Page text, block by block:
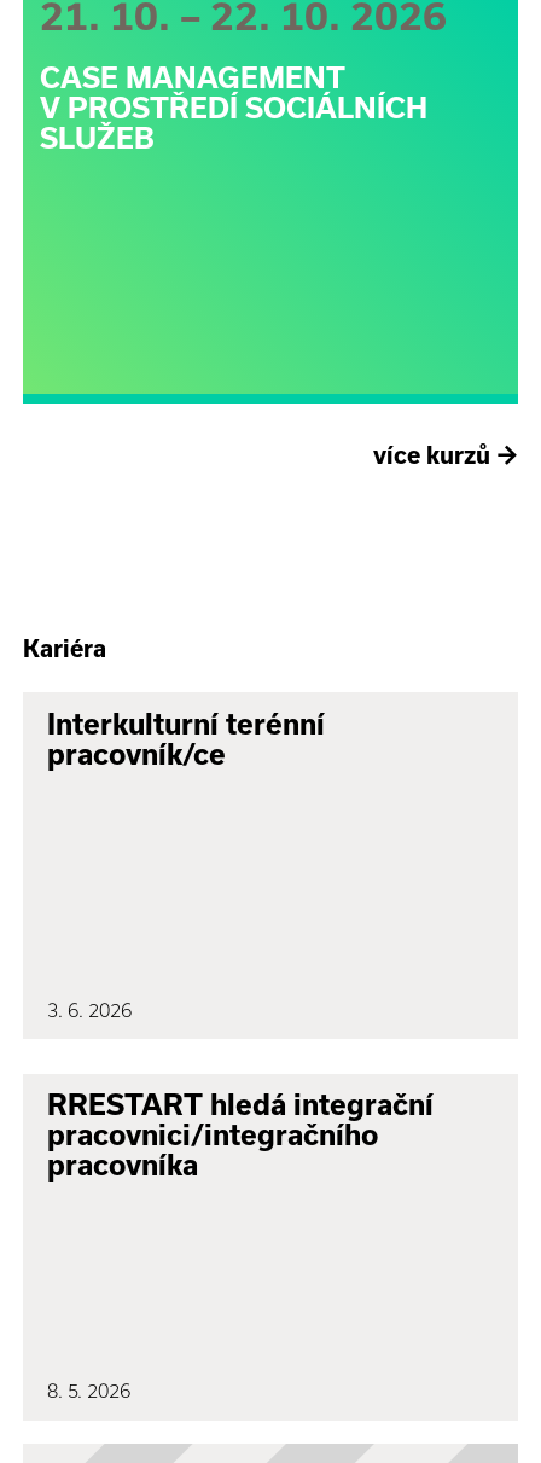
21. 10. – 22. 10. 2026
CASE MANAGEMENT
V PROSTŘEDÍ SOCIÁLNÍCH
SLUŽEB
více kurzů →
Kariéra
Interkulturní terénní
pracovník/ce
3. 6. 2026
RRESTART hledá integrační
pracovnici/integračního
pracovníka
8. 5. 2026